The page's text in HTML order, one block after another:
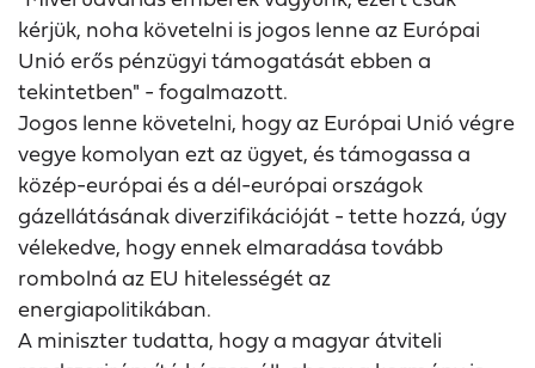
kérjük, noha követelni is jogos lenne az Európai
Unió erős pénzügyi támogatását ebben a
tekintetben" - fogalmazott.
Jogos lenne követelni, hogy az Európai Unió végre
vegye komolyan ezt az ügyet, és támogassa a
közép-európai és a dél-európai országok
gázellátásának diverzifikációját - tette hozzá, úgy
vélekedve, hogy ennek elmaradása tovább
rombolná az EU hitelességét az
energiapolitikában.
A miniszter tudatta, hogy a magyar átviteli